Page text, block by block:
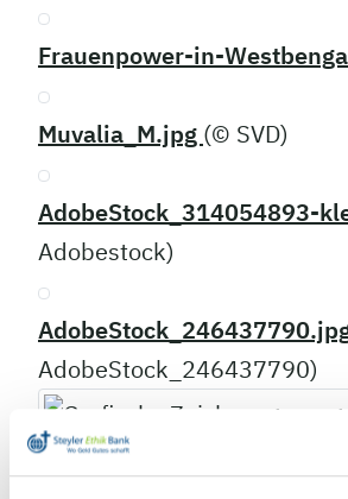
Frauenpower-in-
Muvalia_M.jpg (© SVD)
AdobeStock_314054893-
Adobestock)
AdobeStock_246437790)